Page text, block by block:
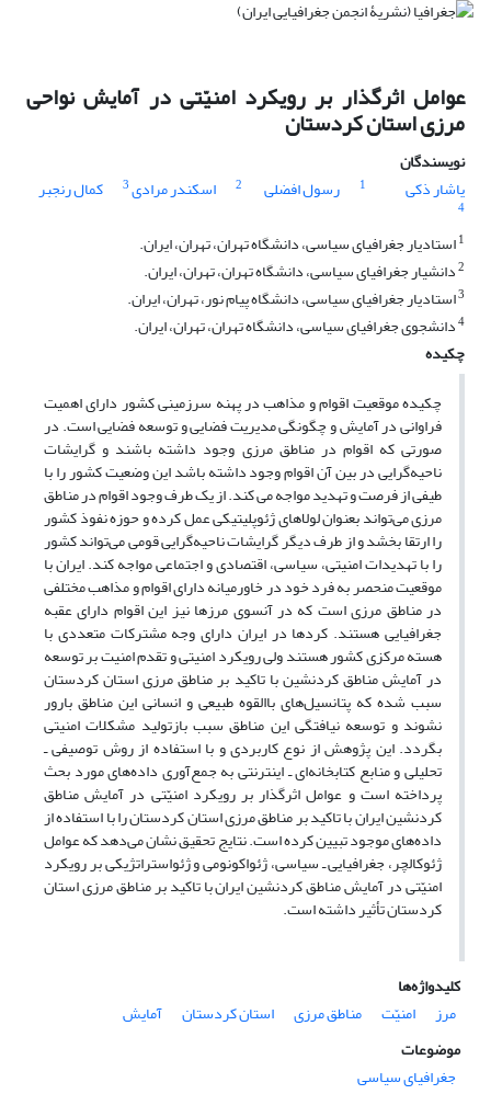
عوامل اثرگذار بر رویکرد امنیّتی در آمایش نواحی
مرزی استان کردستان
نویسندگان
یاشار ذکی
1 رسول افضلی 2 اسکندر مرادی3 کمال رنجبر
4
1استادیار جغرافیای سیاسی، دانشگاه تهران، تهران، ایران.
2دانشیار جغرافیای سیاسی، دانشگاه تهران، تهران، ایران.
3استادیار جغرافیای سیاسی، دانشگاه پیام نور، تهران، ایران.
4دانشجوی جغرافیای سیاسی، دانشگاه تهران، تهران، ایران.
چکیده
چکیده موقعیت اقوام و مذاهب در پهنه سرزمینی کشور دارای اهمیت
فراوانی در آمایش و چگونگی مدیریت فضایی و توسعه فضایی است. در
صورتی که اقوام در مناطق مرزی وجود داشته باشند و گرایشات
ناحیه‌گرایی در بین آن اقوام وجود داشته باشد این وضعیت کشور را با
طیفی از فرصت و تهدید مواجه می کند. از یک طرف وجود اقوام در مناطق
مرزی می‌تواند بعنوان لولاهای ژئوپلیتیکی عمل کرده و حوزه نفوذ کشور
را ارتقا بخشد و از طرف دیگر گرایشات ناحیه‌گرایی قومی می‌تواند کشور
را با تهدیدات امنیتی، سیاسی، اقتصادی و اجتماعی مواجه کند. ایران با
موقعیت منحصر به فرد خود در خاورمیانه دارای اقوام و مذاهب مختلفی
در مناطق مرزی است که در آنسوی مرزها نیز این اقوام دارای عقبه
جغرافیایی هستند. کردها در ایران دارای وجه مشترکات متعددی با
هسته مرکزی کشور هستند ولی رویکرد امنیتی و تقدم امنیت بر توسعه
در آمایش مناطق کردنشین با تاکید بر مناطق مرزی استان کردستان
سبب شده که پتانسیل‌های باالقوه طبیعی و انسانی این مناطق بارور
نشوند و توسعه نیافتگی این مناطق سبب بازتولید مشکلات امنیتی
بگردد. این پژوهش از نوع کاربردی و با استفاده از روش توصیفی ـ
تحلیلی و منابع کتابخانه‌ای ـ اینترنتی به جمع‌آوری داده‌های مورد بحث
پرداخته است و عوامل اثرگذار بر رویکرد امنیّتی در آمایش مناطق
کردنشین ایران با تاکید بر مناطق مرزی استان کردستان را با استفاده از
داده‌های موجود تبیین کرده است. نتایج تحقیق نشان می‌دهد که عوامل
ژئوکالچر، جغرافیایی ـ سیاسی، ژئواکونومی و ژئواستراتژیکی بر رویکرد
امنیّتی در آمایش مناطق کردنشین ایران با تاکید بر مناطق مرزی استان
کردستان تأثیر داشته است.
کلیدواژه‌ها
مرز
امنیّت مناطق مرزی استان کردستان
آمایش
موضوعات
جغرافیای سیاسی